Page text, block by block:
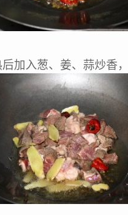
加入葱、姜、蒜炒香